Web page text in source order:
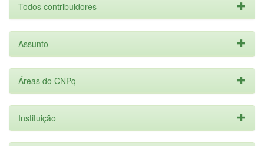
Todos contribuidores
Assunto
Áreas do CNPq
Instituição